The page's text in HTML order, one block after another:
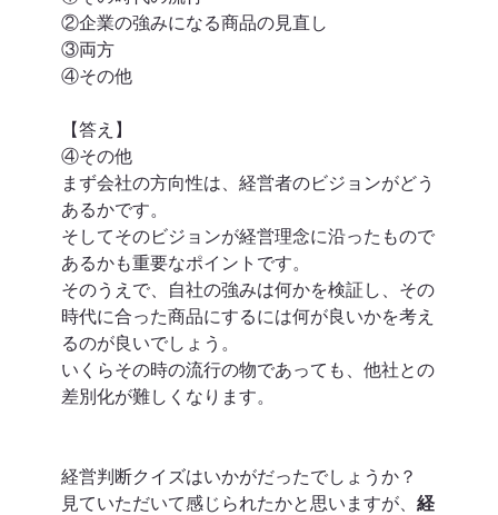
②企業の強みになる商品の見直し
③両方
④その他
【答え】
④その他
まず会社の方向性は、経営者のビジョンがどう
あるかです。
そしてそのビジョンが経営理念に沿ったもので
あるかも重要なポイントです。
そのうえで、自社の強みは何かを検証し、その
時代に合った商品にするには何が良いかを考え
るのが良いでしょう。
いくらその時の流行の物であっても、他社との
差別化が難しくなります。
経営判断クイズはいかがだったでしょうか？
見ていただいて感じられたかと思いますが、 経